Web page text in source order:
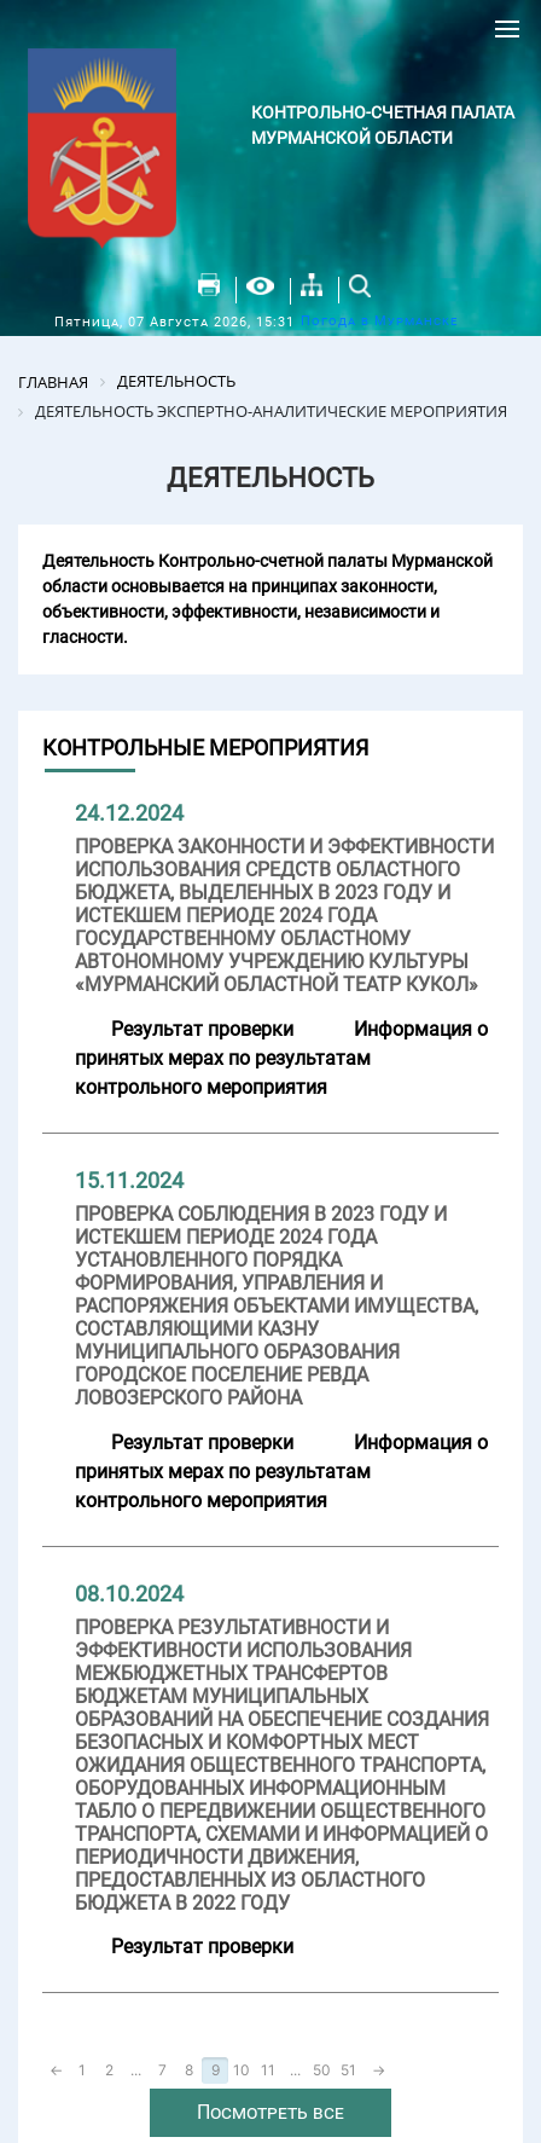
КОНТРОЛЬНО-СЧЕТНАЯ ПАЛАТА
МУРМАНСКОЙ ОБЛАСТИ
Пятница, 07 Августа 2026, 15:31 Погода в Мурманске
ГЛАВНАЯ
ДЕЯТЕЛЬНОСТЬ
ДЕЯТЕЛЬНОСТЬ ЭКСПЕРТНО-АНАЛИТИЧЕСКИЕ МЕРОПРИЯТИЯ
ДЕЯТЕЛЬНОСТЬ
Деятельность Контрольно-счетной палаты Мурманской
области основывается на принципах законности,
объективности, эффективности, независимости и
гласности.
КОНТРОЛЬНЫЕ МЕРОПРИЯТИЯ
24.12.2024
ПРОВЕРКА ЗАКОННОСТИ И ЭФФЕКТИВНОСТИ
ИСПОЛЬЗОВАНИЯ СРЕДСТВ ОБЛАСТНОГО
БЮДЖЕТА, ВЫДЕЛЕННЫХ В 2023 ГОДУ И
ИСТЕКШЕМ ПЕРИОДЕ 2024 ГОДА
ГОСУДАРСТВЕННОМУ ОБЛАСТНОМУ
АВТОНОМНОМУ УЧРЕЖДЕНИЮ КУЛЬТУРЫ
«МУРМАНСКИЙ ОБЛАСТНОЙ ТЕАТР КУКОЛ»
Результат проверки
Информация о
принятых мерах по результатам
контрольного мероприятия
15.11.2024
ПРОВЕРКА СОБЛЮДЕНИЯ В 2023 ГОДУ И
ИСТЕКШЕМ ПЕРИОДЕ 2024 ГОДА
УСТАНОВЛЕННОГО ПОРЯДКА
ФОРМИРОВАНИЯ, УПРАВЛЕНИЯ И
РАСПОРЯЖЕНИЯ ОБЪЕКТАМИ ИМУЩЕСТВА,
СОСТАВЛЯЮЩИМИ КАЗНУ
МУНИЦИПАЛЬНОГО ОБРАЗОВАНИЯ
ГОРОДСКОЕ ПОСЕЛЕНИЕ РЕВДА
ЛОВОЗЕРСКОГО РАЙОНА
Результат проверки
Информация о
принятых мерах по результатам
контрольного мероприятия
08.10.2024
ПРОВЕРКА РЕЗУЛЬТАТИВНОСТИ И
ЭФФЕКТИВНОСТИ ИСПОЛЬЗОВАНИЯ
МЕЖБЮДЖЕТНЫХ ТРАНСФЕРТОВ
БЮДЖЕТАМ МУНИЦИПАЛЬНЫХ
ОБРАЗОВАНИЙ НА ОБЕСПЕЧЕНИЕ СОЗДАНИЯ
БЕЗОПАСНЫХ И КОМФОРТНЫХ МЕСТ
ОЖИДАНИЯ ОБЩЕСТВЕННОГО ТРАНСПОРТА,
ОБОРУДОВАННЫХ ИНФОРМАЦИОННЫМ
ТАБЛО О ПЕРЕДВИЖЕНИИ ОБЩЕСТВЕННОГО
ТРАНСПОРТА, СХЕМАМИ И ИНФОРМАЦИЕЙ О
ПЕРИОДИЧНОСТИ ДВИЖЕНИЯ,
ПРЕДОСТАВЛЕННЫХ ИЗ ОБЛАСТНОГО
БЮДЖЕТА В 2022 ГОДУ
Результат проверки
← 1 2 ... 7 8 9 10 11 ... 50 51 →
Посмотреть все